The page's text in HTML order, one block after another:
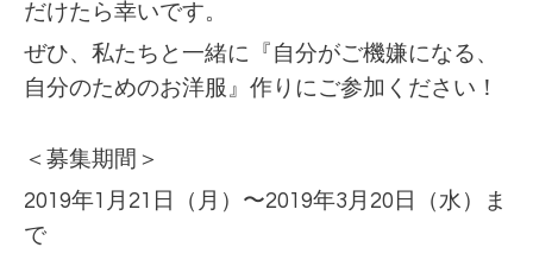
だけたら幸いです。
ぜひ、私たちと一緒に『自分がご機嫌になる、
自分のためのお洋服』作りにご参加ください！
＜募集期間＞
2019年1月21日（月）〜2019年3月20日（水）ま
で